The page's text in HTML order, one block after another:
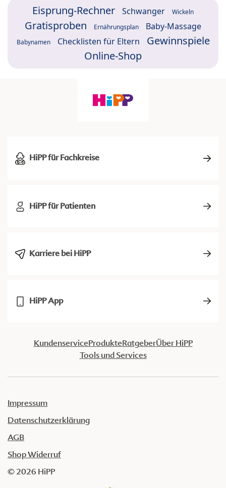
Eisprung-Rechner Schwanger Wickeln
Gratisproben Ernährungsplan Baby-Massage
Babynamen Checklisten für Eltern
Gewinnspiele
Online-Shop
HiPP für Fachkreise
HiPP für Patienten
Karriere bei HiPP
HiPP App
KundenserviceProdukteRatgeberÜber HiPP
Tools und Services
Impressum
Datenschutzerklärung
AGB
Shop Widerruf
© 2026 HiPP